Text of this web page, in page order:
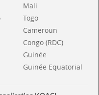
Mali
Togo
Cameroun
Congo (RDC)
Guinée
Guinée Equatorial